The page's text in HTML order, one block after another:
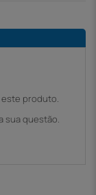
produto.
sua questão.